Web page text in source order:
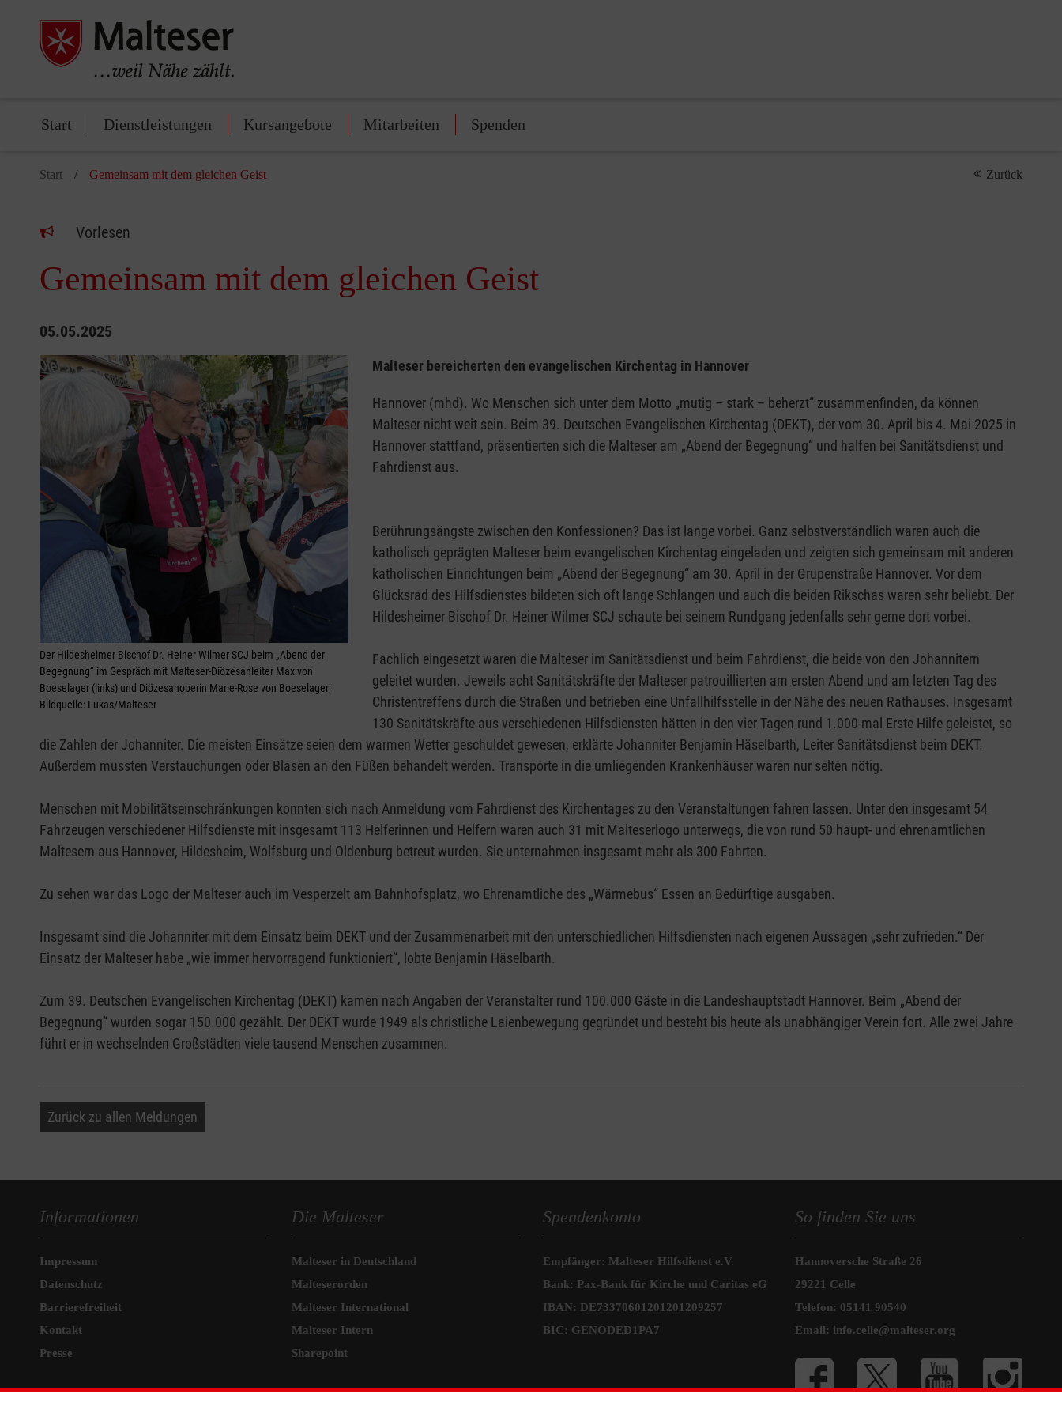
Start Dienstleistungen Kursangebote Mitarbeiten Spenden
Start Gemeinsam mit dem gleichen Geist Zurück
Vorlesen
Gemeinsam mit dem gleichen Geist
05.05.2025
Der Hildesheimer Bischof Dr. Heiner Wilmer SCJ beim „Abend der
Begegnung“ im Gespräch mit Malteser-Diözesanleiter Max von
Boeselager (links) und Diözesanoberin Marie-Rose von Boeselager;
Bildquelle: Lukas/Malteser
Malteser bereicherten den evangelischen Kirchentag in Hannover
Hannover (mhd). Wo Menschen sich unter dem Motto „mutig – stark – beherzt“ zusammenfinden, da können
Malteser nicht weit sein. Beim 39. Deutschen Evangelischen Kirchentag (DEKT), der vom 30. April bis 4. Mai 2025 in
Hannover stattfand, präsentierten sich die Malteser am „Abend der Begegnung“ und halfen bei Sanitätsdienst und
Fahrdienst aus.
Berührungsängste zwischen den Konfessionen? Das ist lange vorbei. Ganz selbstverständlich waren auch die
katholisch geprägten Malteser beim evangelischen Kirchentag eingeladen und zeigten sich gemeinsam mit anderen
katholischen Einrichtungen beim „Abend der Begegnung“ am 30. April in der Grupenstraße Hannover. Vor dem
Glücksrad des Hilfsdienstes bildeten sich oft lange Schlangen und auch die beiden Rikschas waren sehr beliebt. Der
Hildesheimer Bischof Dr. Heiner Wilmer SCJ schaute bei seinem Rundgang jedenfalls sehr gerne dort vorbei.
Fachlich eingesetzt waren die Malteser im Sanitätsdienst und beim Fahrdienst, die beide von den Johannitern
geleitet wurden. Jeweils acht Sanitätskräfte der Malteser patrouillierten am ersten Abend und am letzten Tag des
Christentreffens durch die Straßen und betrieben eine Unfallhilfsstelle in der Nähe des neuen Rathauses. Insgesamt
130 Sanitätskräfte aus verschiedenen Hilfsdiensten hätten in den vier Tagen rund 1.000-mal Erste Hilfe geleistet, so
die Zahlen der Johanniter. Die meisten Einsätze seien dem warmen Wetter geschuldet gewesen, erklärte Johanniter Benjamin Häselbarth, Leiter Sanitätsdienst beim DEKT.
Außerdem mussten Verstauchungen oder Blasen an den Füßen behandelt werden. Transporte in die umliegenden Krankenhäuser waren nur selten nötig.
Menschen mit Mobilitätseinschränkungen konnten sich nach Anmeldung vom Fahrdienst des Kirchentages zu den Veranstaltungen fahren lassen. Unter den insgesamt 54
Fahrzeugen verschiedener Hilfsdienste mit insgesamt 113 Helferinnen und Helfern waren auch 31 mit Malteserlogo unterwegs, die von rund 50 haupt- und ehrenamtlichen
Maltesern aus Hannover, Hildesheim, Wolfsburg und Oldenburg betreut wurden. Sie unternahmen insgesamt mehr als 300 Fahrten.
Zu sehen war das Logo der Malteser auch im Vesperzelt am Bahnhofsplatz, wo Ehrenamtliche des „Wärmebus“ Essen an Bedürftige ausgaben.
Insgesamt sind die Johanniter mit dem Einsatz beim DEKT und der Zusammenarbeit mit den unterschiedlichen Hilfsdiensten nach eigenen Aussagen „sehr zufrieden.“ Der
Einsatz der Malteser habe „wie immer hervorragend funktioniert“, lobte Benjamin Häselbarth.
Zum 39. Deutschen Evangelischen Kirchentag (DEKT) kamen nach Angaben der Veranstalter rund 100.000 Gäste in die Landeshauptstadt Hannover. Beim „Abend der
Begegnung“ wurden sogar 150.000 gezählt. Der DEKT wurde 1949 als christliche Laienbewegung gegründet und besteht bis heute als unabhängiger Verein fort. Alle zwei Jahre
führt er in wechselnden Großstädten viele tausend Menschen zusammen.
Zurück zu allen Meldungen
Informationen
Impressum
Datenschutz
Barrierefreiheit
Kontakt
Presse
Malteser Celle intern
Die Malteser
Malteser in Deutschland
Malteserorden
Malteser International
Malteser Intern
Sharepoint
MPG Ansprechpartner
Spendenkonto
Empfänger: Malteser Hilfsdienst e.V.
Bank: Pax-Bank für Kirche und Caritas eG
IBAN: DE73370601201201209257
BIC: GENODED1PA7
So finden Sie uns
Hannoversche Straße 26
29221 Celle
Telefon: 05141 90540
Email: info.celle@malteser.org